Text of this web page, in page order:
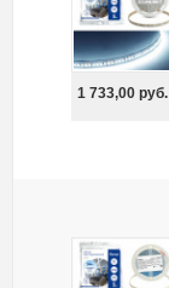
1 733,00 руб.